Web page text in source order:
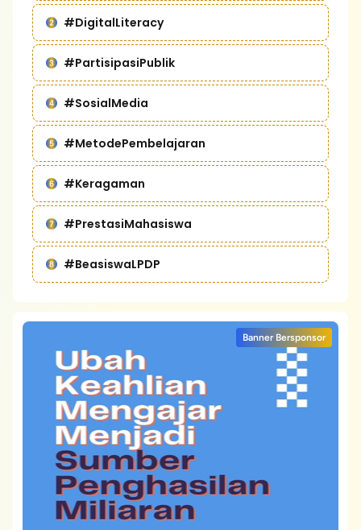
#DigitalLiteracy
#PartisipasiPublik
#SosialMedia
#MetodePembelajaran
#Keragaman
#PrestasiMahasiswa
#BeasiswaLPDP
Banner Bersponsor